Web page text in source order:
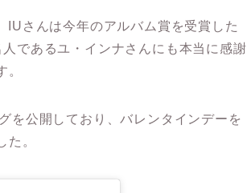
さんは今年のアルバム賞を受賞した
であるユ・インナさんにも本当に感謝
。
を公開しており、バレンタインデーを
た。